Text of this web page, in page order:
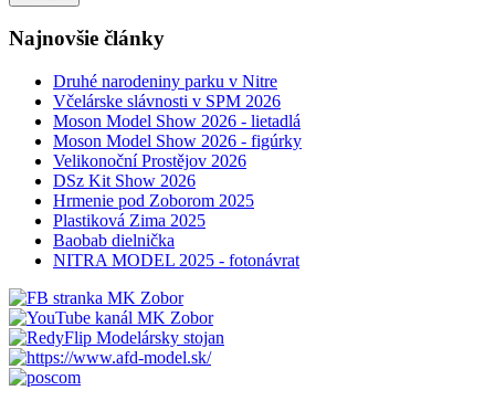
Najnovšie články
Druhé narodeniny parku v Nitre
Včelárske slávnosti v SPM 2026
Moson Model Show 2026 - lietadlá
Moson Model Show 2026 - figúrky
Velikonoční Prostějov 2026
DSz Kit Show 2026
Hrmenie pod Zoborom 2025
Plastiková Zima 2025
Baobab dielnička
NITRA MODEL 2025 - fotonávrat